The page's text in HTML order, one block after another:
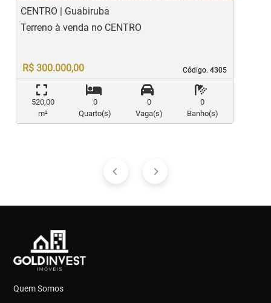
CENTRO | Guabiruba
Código. 4305
Código. 4305
Terreno à venda no CENTRO
R$ 300.000,00
520,00
m²
0
Quarto(s)
0
Vaga(s)
0
Banho(s)
Quem Somos